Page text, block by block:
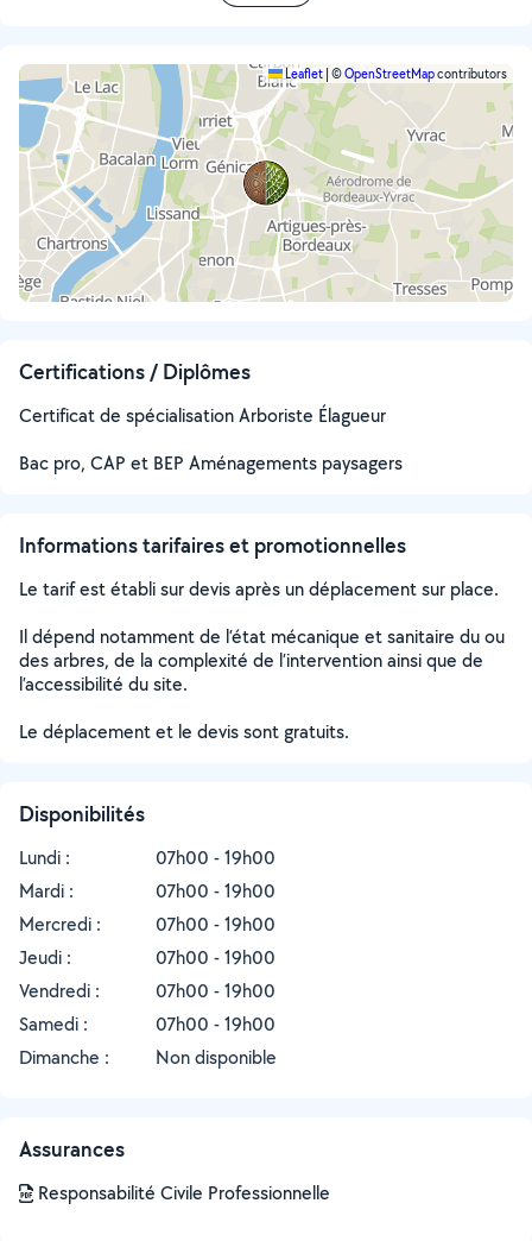
Leaflet ©OpenStreetMapcontributors
Certifications / Diplômes
Certificat de spécialisation Arboriste Élagueur
Bac pro, CAP et BEP Aménagements paysagers
Informations tarifaires et promotionnelles
Le tarif est établi sur devis après un déplacement sur place.
Il dépend notamment de l’état mécanique et sanitaire du ou
des arbres, de la complexité de l’intervention ainsi que de
l’accessibilité du site.
Le déplacement et le devis sont gratuits.
Disponibilités
Lundi :
07h00 - 19h00
Mardi :
07h00 - 19h00
Mercredi :
07h00 - 19h00
Jeudi :
07h00 - 19h00
Vendredi :
07h00 - 19h00
Samedi :
07h00 - 19h00
Dimanche :
Non disponible
Assurances
Responsabilité Civile Professionnelle